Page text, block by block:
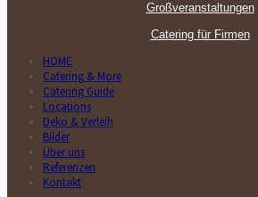
Großveranstaltungen
Catering für Firmen
HOME
Catering & More
Catering Guide
Locations
Deko & Verleih
Bilder
Über uns
Referenzen
Kontakt